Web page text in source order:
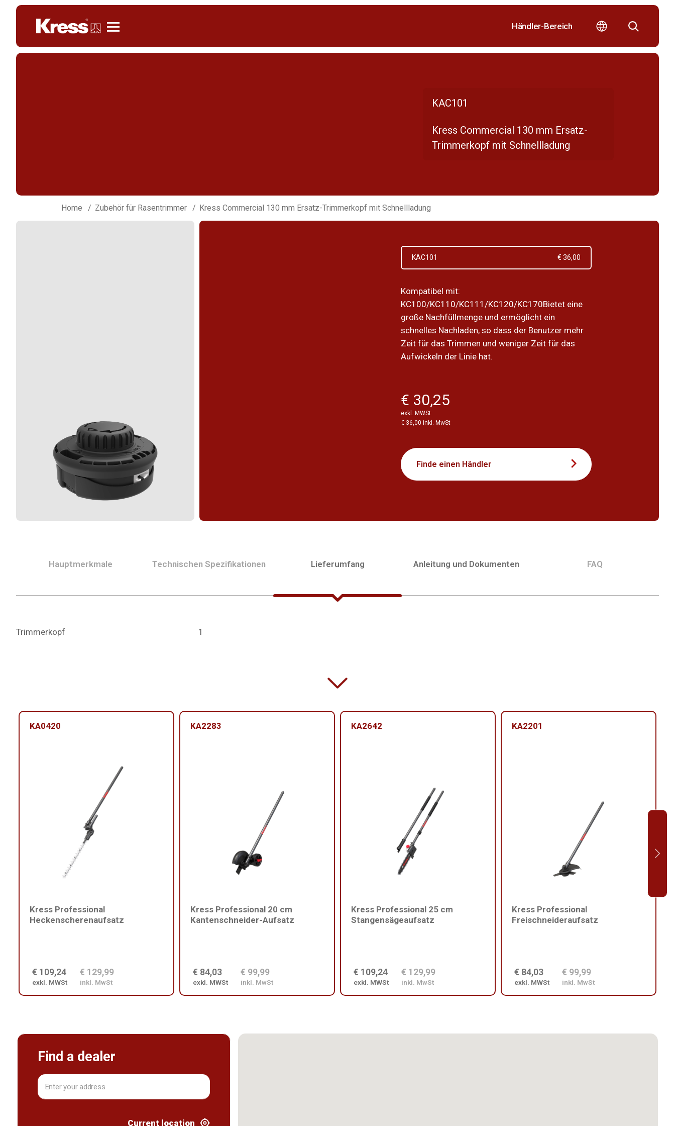
Händler-Bereich
KAC101
Kress Commercial 130 mm Ersatz-
Trimmerkopf mit Schnellladung
Home Zubehör für Rasentrimmer Kress Commercial 130 mm Ersatz-Trimmerkopf mit Schnellladung
KAC101 € 36,00
Kompatibel mit:
KC100/KC110/KC111/KC120/KC170Bietet eine
große Nachfüllmenge und ermöglicht ein
schnelles Nachladen, so dass der Benutzer mehr
Zeit für das Trimmen und weniger Zeit für das
Aufwickeln der Linie hat.
€ 30,25
exkl. MWSt
€ 36,00 inkl. MwSt
Finde einen Händler
Hauptmerkmale Technischen Spezifikationen Lieferumfang Anleitung und Dokumenten FAQ
Trimmerkopf 1
KA0420
Kress Professional
Heckenscherenaufsatz
€ 109,24
exkl. MWSt
€ 129,99
inkl. MwSt
KA2283
Kress Professional 20 cm
Kantenschneider-Aufsatz
€ 84,03
exkl. MWSt
€ 99,99
inkl. MwSt
KA2642
Kress Professional 25 cm
Stangensägeaufsatz
€ 109,24
exkl. MWSt
€ 129,99
inkl. MwSt
KA2201
Kress Professional
Freischneideraufsatz
€ 84,03
exkl. MWSt
€ 99,99
inkl. MwSt
Find a dealer
Current location